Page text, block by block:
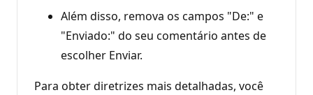
Além disso, remova os campos "De:" e
"Enviado:" do seu comentário antes de
escolher Enviar.
Para obter diretrizes mais detalhadas, você